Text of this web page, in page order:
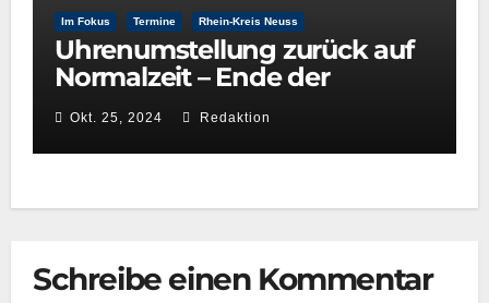
Im Fokus Termine Rhein-Kreis Neuss
Uhrenumstellung zurück auf
Normalzeit – Ende der
Sommerzeit
Okt. 25, 2024 Redaktion
Schreibe einen Kommentar